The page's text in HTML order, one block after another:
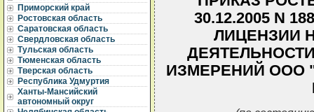
Приморский край
Ростовская область
Саратовская область
Свердловская область
Тульская область
Тюменская область
Тверская область
Республика Удмуртия
Ханты-Мансийский
автономный округ
30.12.2005 N
ЛИЦЕНЗИИ
ИЗМЕРЕНИЙ ООО